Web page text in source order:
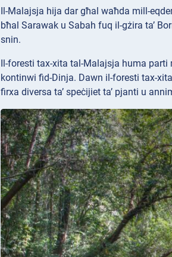
Il-Malajsja hija dar għal waħda mill-
bħal Sarawak u Sabah fuq il-gżira ta’
snin.
Il-foresti tax-xita tal-Malajsja huma parti
kontinwi fid-Dinja. Dawn il-foresti tax-
firxa diversa ta’ speċijiet ta’ pjanti u